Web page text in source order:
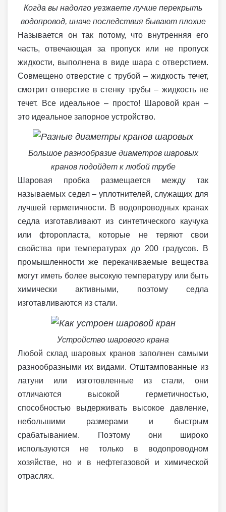
Когда вы надолго уезжаете лучше перекрыть
водопровод, иначе последствия бывают плохие
Называется он так потому, что внутренняя его
часть, отвечающая за пропуск или не пропуск
жидкости, выполнена в виде шара с отверстием.
Совмещено отверстие с трубой – жидкость течет,
смотрит отверстие в стенку трубы – жидкость не
течет. Все идеальное – просто! Шаровой кран –
это идеальное запорное устройство.
Большое разнообразие диаметров шаровых
кранов подойдет к любой трубе
Шаровая пробка размещается между так
называемых седел – уплотнителей, служащих для
лучшей герметичности. В водопроводных кранах
седла изготавливают из синтетического каучука
или фторопласта, которые не теряют свои
свойства при температурах до 200 градусов. В
промышленности же перекачиваемые вещества
могут иметь более высокую температуру или быть
химически активными, поэтому седла
изготавливаются из стали.
Устройство шарового крана
Любой склад шаровых кранов заполнен самыми
разнообразными их видами. Отштампованные из
латуни или изготовленные из стали, они
отличаются высокой герметичностью,
способностью выдерживать высокое давление,
небольшими размерами и быстрым
срабатыванием. Поэтому они широко
используются не только в водопроводном
хозяйстве, но и в нефтегазовой и химической
отраслях.